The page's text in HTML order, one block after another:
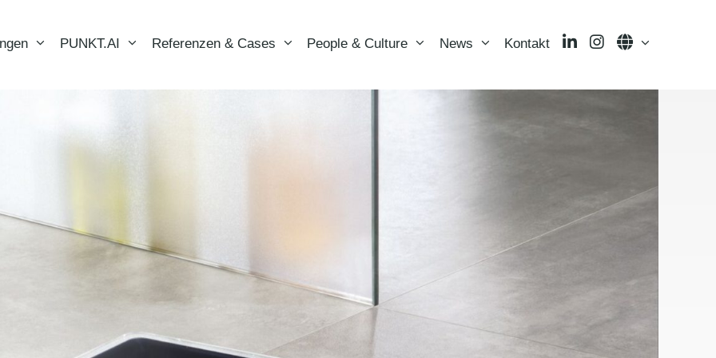
PUNKT.AI Referenzen & Cases People & Culture News Kontakt LinkedInInstagramLanguage